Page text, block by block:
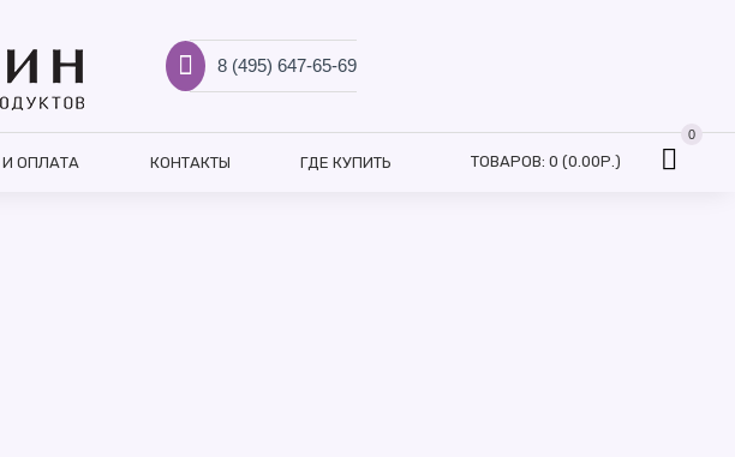
8 (495) 647-65-69
ОПЛАТА КОНТАКТЫ ГДЕ КУПИТЬ ТОВАРОВ: 0 (0.00Р.)
0